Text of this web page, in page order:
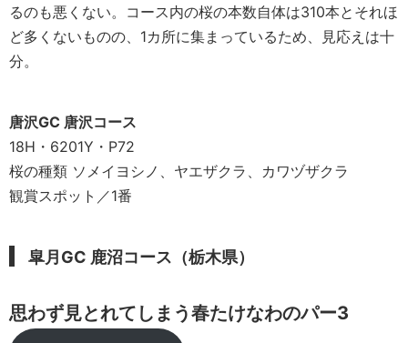
るのも悪くない。コース内の桜の本数自体は310本とそれほ
ど多くないものの、1カ所に集まっているため、見応えは十
分。
唐沢GC 唐沢コース
18H・6201Y・P72
桜の種類 ソメイヨシノ、ヤエザクラ、カワヅザクラ
観賞スポット／1番
皐月GC 鹿沼コース（栃木県）
思わず見とれてしまう春たけなわのパー3